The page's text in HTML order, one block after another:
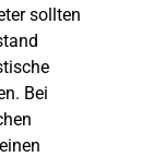
sollten
Bei